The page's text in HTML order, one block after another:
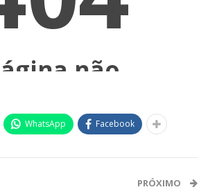
WhatsApp Facebook
PRÓXIMO